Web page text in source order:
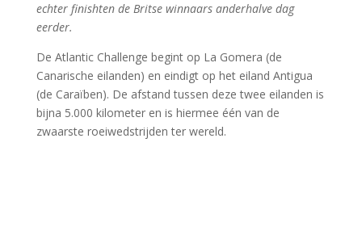
echter finishten de Britse winnaars anderhalve dag
eerder.
De Atlantic Challenge begint op La Gomera (de
Canarische eilanden) en eindigt op het eiland Antigua
(de Caraïben). De afstand tussen deze twee eilanden is
bijna 5.000 kilometer en is hiermee één van de
zwaarste roeiwedstrijden ter wereld.